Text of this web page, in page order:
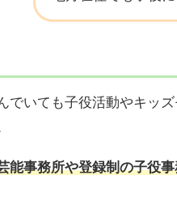
でいても子役活動やキッ
能事務所や登録制の子役